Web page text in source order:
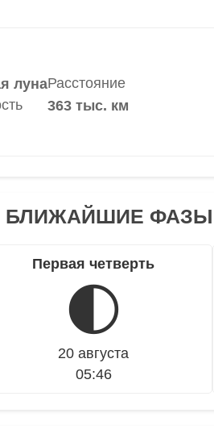
лунаРасстояние
363 тыс. км
БЛИЖАЙШИЕ ФАЗЫ
Первая четверть
🌓
20 августа
05:46